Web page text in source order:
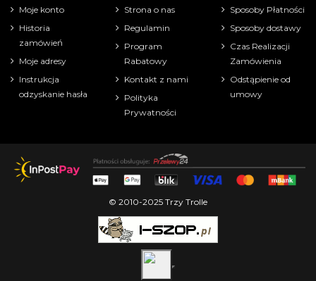
Moje konto
Historia
zamówień
Moje adresy
Instrukcja
odzyskanie hasła
Strona o nas
Regulamin
Program
Rabatowy
Kontakt z nami
Polityka
Prywatności
Sposoby Płatności
Sposoby dostawy
Czas Realizacji
Zamówienia
Odstąpienie od
umowy
© 2010-2025 Trzy Trolle